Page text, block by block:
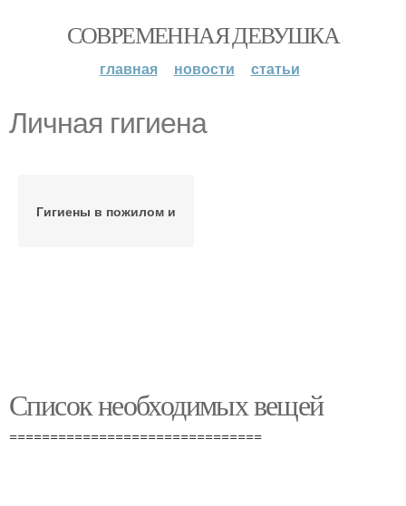
СОВРЕМЕННАЯ ДЕВУШКА
главная новости статьи
Личная гигиена
Гигиены в пожилом и
Список необходимых вещей
===============================